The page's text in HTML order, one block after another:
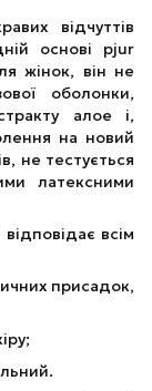
відчуттів
основі pjur
жінок, він не
оболонки,
алое і,
на новий
не тестується
латексними
всім
присадок,